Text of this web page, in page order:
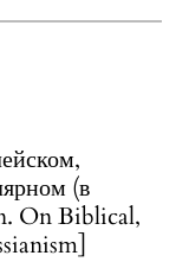
(в
On Biblical,